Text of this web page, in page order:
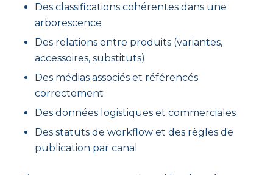
Des classifications cohérentes dans une
arborescence
Des relations entre produits (variantes,
accessoires, substituts)
Des médias associés et référencés
correctement
Des données logistiques et commerciales
Des statuts de workflow et des règles de
publication par canal